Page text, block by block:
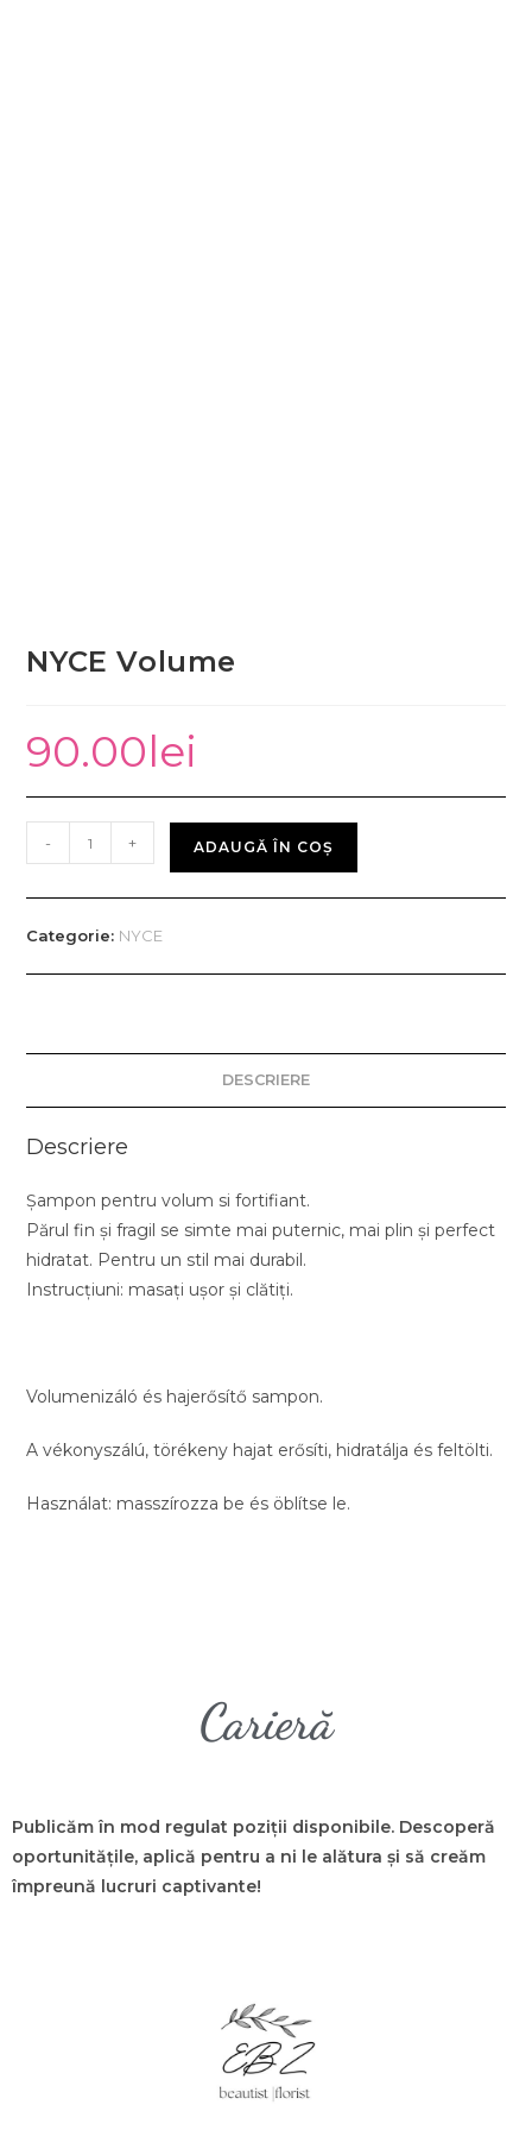
NYCE Volume
90.00lei
- + ADAUGĂ ÎN COȘ
Categorie: NYCE
DESCRIERE
Descriere
Șampon pentru volum si fortifiant.
Părul fin și fragil se simte mai puternic, mai plin și perfect
hidratat. Pentru un stil mai durabil.
Instrucțiuni: masați ușor și clătiți.
Volumenizáló és hajerősítő sampon.
A vékonyszálú, törékeny hajat erősíti, hidratálja és feltölti.
Használat: masszírozza be és öblítse le.
Carieră
Publicăm în mod regulat poziții disponibile. Descoperă
oportunitățile, aplică pentru a ni le alătura și să creăm
împreună lucruri captivante!